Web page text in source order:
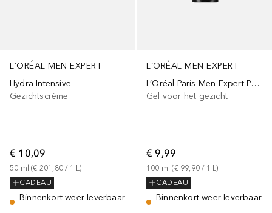
L´ORÉAL MEN EXPERT
Hydra Intensive
Gezichtscrème
€ 10,09
50 ml (€ 201,80 / 1 L)
CADEAU
Binnenkort weer leverbaar
L´ORÉAL MEN EXPERT
L’Oréal Paris Men Expert Pure Carbon Gezichtsreiniger
Gel voor het gezicht
€ 9,99
100 ml (€ 99,90 / 1 L)
CADEAU
Binnenkort weer leverbaar